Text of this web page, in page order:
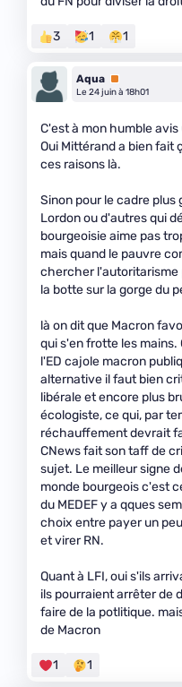
3 1 1
Aqua Premium
Le 24 juin à 18h01
C'est à mon humble
Oui Mittérand a bien fait
ces raisons là.
Sinon pour le cadre
Lordon ou d'autres qui
bourgeoisie aime pas
mais quand le pauvre
chercher l'autoritarisme
la botte sur la gorge du
là on dit que Macron
qui s'en frotte les mains.
l'ED cajole macron
alternative il faut bien
libérale et encore plus
écologiste, ce qui, par
réchauffement devrait
CNews fait son taff de
sujet. Le meilleur signe
monde bourgeois c'est
du MEDEF y a qques
choix entre payer un
et virer RN.
Quant à LFI, oui s'ils
ils pourraient arrêter de
faire de la potlitique.
de Macron
1 1